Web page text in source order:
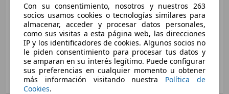
Puertas:
5
Asientos:
5
Maletero:
448 - 1375 litros
Capacidad de
remolque:
750 - 1500 kg
Mostrar variantes
Con su consentimiento, nosotros y nuestros 263
socios usamos cookies o tecnologías similares para
almacenar, acceder y procesar datos personales,
como sus visitas a esta página web, las direcciones
IP y los identificadores de cookies. Algunos socios no
le piden consentimiento para procesar tus datos y
se amparan en su interés legítimo. Puede configurar
sus preferencias en cualquier momento u obtener
más información visitando nuestra Política de
Cookies.